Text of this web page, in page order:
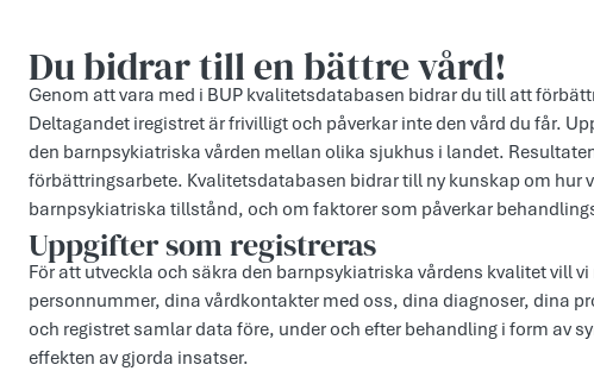
Du bidrar till en bättre vård!
Genom att vara med i BUP kvalitetsdatabasen bidrar du till att
Deltagandet iregistret är frivilligt och påverkar inte den vård du får.
den barnpsykiatriska vården mellan olika sjukhus i landet.
förbättringsarbete. Kvalitetsdatabasen bidrar till ny kunskap om hur
barnpsykiatriska tillstånd, och om faktorer som påverkar
Uppgifter som registreras
För att utveckla och säkra den barnpsykiatriska vårdens kvalitet vill
personnummer, dina vårdkontakter med oss, dina diagnoser, dina
och registret samlar data före, under och efter behandling i form av
effekten av gjorda insatser.